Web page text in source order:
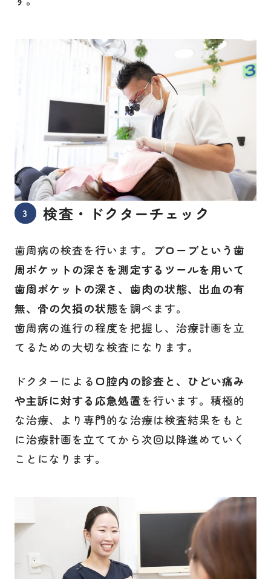
検査・ドクターチェック
歯周病の検査を行います。
プローブという歯
周ポケットの深さを測定するツールを用いて
歯周ポケットの深さ、歯肉の状態、出血の有
無、骨の欠損の状態を調べます。
歯周病の進行の程度を把握し、治療計画を立
てるための大切な検査になります。
ドクターによる 口腔内の診査と、ひどい痛み
や主訴に対する応急処置を行います。積極的
な治療、より専門的な治療は検査結果をもと
に治療計画を立ててから次回以降進めていく
ことになります。